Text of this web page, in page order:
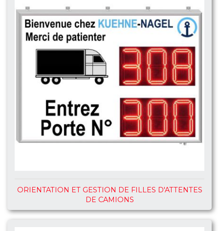
ORIENTATION ET GESTION DE FILLES D'ATTENTES
DE CAMIONS